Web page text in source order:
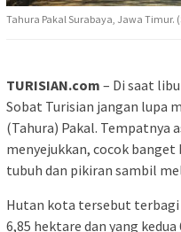
Tahura Pakal Surabaya, Jawa Timur.
TURISIAN.com – Di saat
Sobat Turisian jangan lupa
(Tahura) Pakal. Tempatnya
menyejukkan, cocok
tubuh dan pikiran sambil
Hutan kota tersebut terbagi
6,85 hektare dan yang